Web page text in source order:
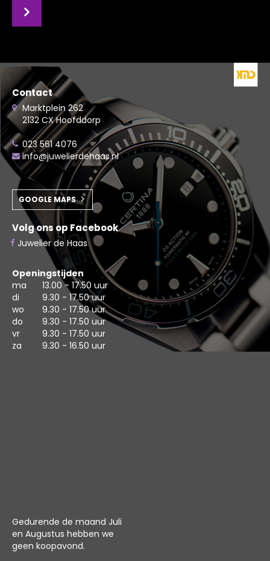
Contact
Marktplein 262
2132 CX Hoofddorp
023 561 4076
info@juwelierdehaas.nl
GOOGLE MAPS
Volg ons op Facebook
Juwelier de Haas
Openingstijden
ma
13.00 - 17.50 uur
di
9.30 - 17.50 uur
wo
9.30 - 17.50 uur
do
9.30 - 17.50 uur
vr
9.30 - 17.50 uur
za
9.30 - 16.50 uur
Gedurende de maand Juli
en Augustus hebben we
geen koopavond.